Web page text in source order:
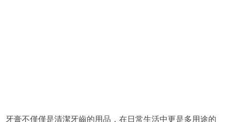
牙膏不僅僅是清潔牙齒的用品，在日常生活中更是多用途的